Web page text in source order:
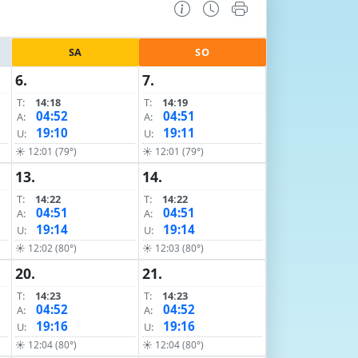
SA SO
6.
T:
14:18
A:
04:52
U: 19:10
☀ 12:01 (79°)
7.
T:
14:19
A:
04:51
U: 19:11
☀ 12:01 (79°)
13.
T:
14:22
A:
04:51
U: 19:14
☀ 12:02 (80°)
14.
T:
14:22
A:
04:51
U: 19:14
☀ 12:03 (80°)
20.
T:
14:23
A:
04:52
U: 19:16
☀ 12:04 (80°)
21.
T:
14:23
A:
04:52
U: 19:16
☀ 12:04 (80°)